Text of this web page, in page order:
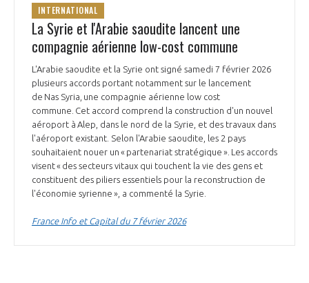
INTERNATIONAL
La Syrie et l'Arabie saoudite lancent une
compagnie aérienne low-cost commune
L'Arabie saoudite et la Syrie ont signé samedi 7 février 2026
plusieurs accords portant notamment sur le lancement
de Nas Syria, une compagnie aérienne low cost
commune. Cet accord comprend la construction d'un nouvel
aéroport à Alep, dans le nord de la Syrie, et des travaux dans
l'aéroport existant. Selon l'Arabie saoudite, les 2 pays
souhaitaient nouer un « partenariat stratégique ». Les accords
visent « des secteurs vitaux qui touchent la vie des gens et
constituent des piliers essentiels pour la reconstruction de
l'économie syrienne », a commenté la Syrie.
France Info et Capital du 7 février 2026